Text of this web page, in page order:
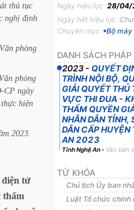
thủ tục
nghị định
Văn phòng
Văn phòng
CP ngày
thực hiện
2023.
điện tử
thẩm
Ngày hiệu lực :28/04/
Ngày hết hiệu lực :
Chuyên mục : Bộ máy
DANH SÁCH
2023 - QUYẾT
TRÌNH NỘI BỘ,
GIẢI QUYẾT THỦ
VỰC THI ĐUA -
THẨM QUYỀN
NHÂN DÂN TỈNH,
DÂN CẤP HUYỆN
AN 2023
Tỉnh Nghệ An- Văn bản
TỪ KHÓA
Chủ tịch Ủy ban
Luật Tổ chức chính